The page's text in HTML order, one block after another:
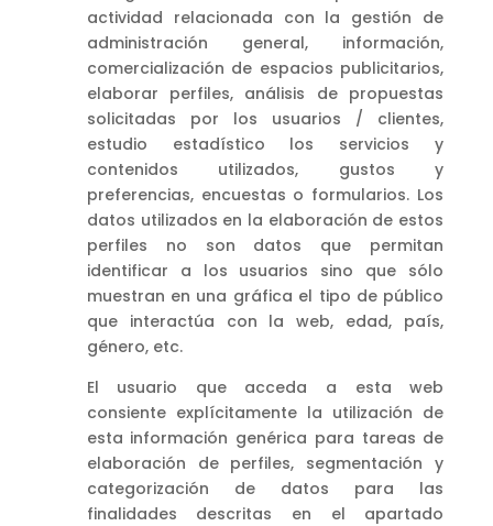
actividad relacionada con la gestión de
administración general, información,
comercialización de espacios publicitarios,
elaborar perfiles, análisis de propuestas
solicitadas por los usuarios / clientes,
estudio estadístico los servicios y
contenidos utilizados, gustos y
preferencias, encuestas o formularios. Los
datos utilizados en la elaboración de estos
perfiles no son datos que permitan
identificar a los usuarios sino que sólo
muestran en una gráfica el tipo de público
que interactúa con la web, edad, país,
género, etc.
El usuario que acceda a esta web
consiente explícitamente la utilización de
esta información genérica para tareas de
elaboración de perfiles, segmentación y
categorización de datos para las
finalidades descritas en el apartado